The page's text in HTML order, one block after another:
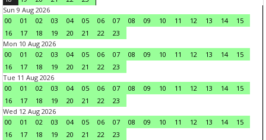
Sun 9 Aug 2026
00
01 02 03 04 05 06 07 08 09 10 11 12 13 14
15
16
17 18 19 20 21 22
23
Mon 10 Aug 2026
00
01 02 03 04 05 06 07 08 09 10 11 12 13 14
15
16
17 18 19 20 21 22
23
Tue 11 Aug 2026
00
01 02 03 04 05 06 07 08 09 10 11 12 13 14
15
16
17 18 19 20 21 22
23
Wed 12 Aug 2026
00
01 02 03 04 05 06 07 08 09 10 11 12 13 14
15
16
17 18 19 20 21 22
23